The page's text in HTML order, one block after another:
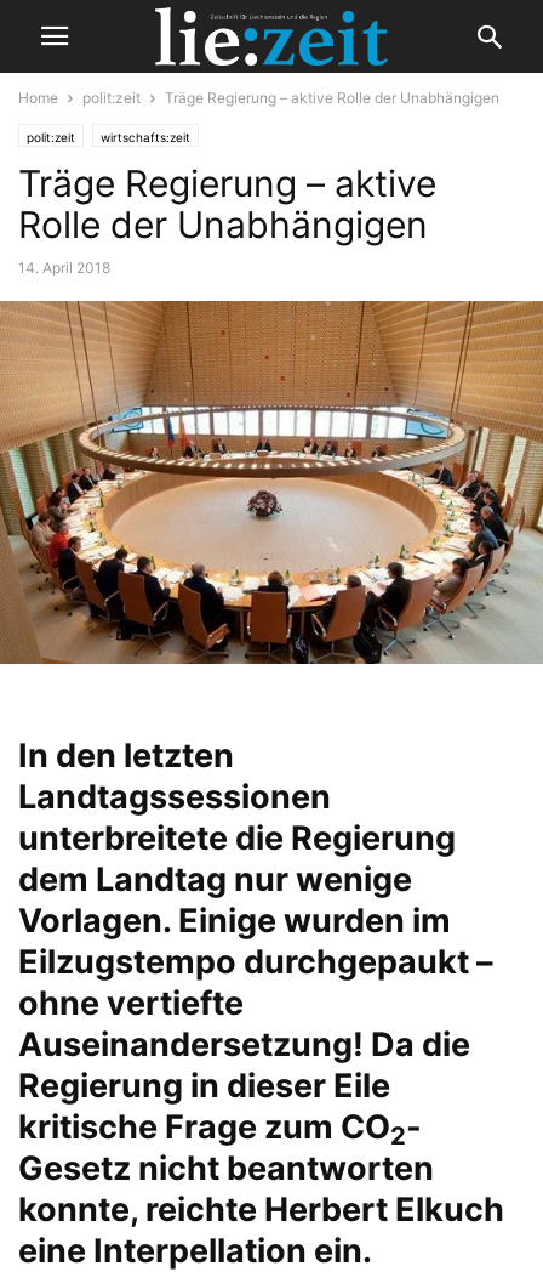
Home polit:zeit Träge Regierung – aktive Rolle der Unabhängigen
polit:zeit wirtschafts:zeit
Träge Regierung – aktive
Rolle der Unabhängigen
14. April 2018
In den letzten
Landtagssessionen
unterbreitete die Regierung
dem Landtag nur wenige
Vorlagen. Einige wurden im
Eilzugstempo durchgepaukt –
ohne vertiefte
Auseinandersetzung! Da die
Regierung in dieser Eile
kritische Frage zum CO2-
Gesetz nicht beantworten
konnte, reichte Herbert Elkuch
eine Interpellation ein.